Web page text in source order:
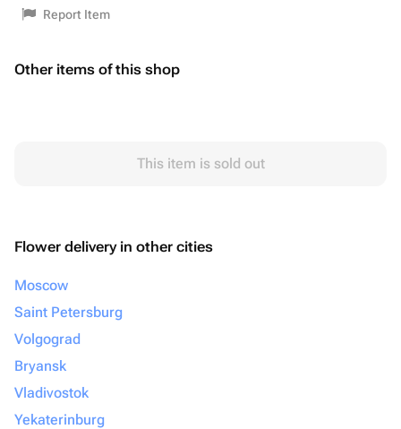
Report Item
Other items of this shop
This item is sold out
Flower delivery in other cities
Moscow
Saint Petersburg
Volgograd
Bryansk
Vladivostok
Yekaterinburg